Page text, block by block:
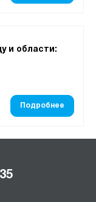
и области:
Подробнее